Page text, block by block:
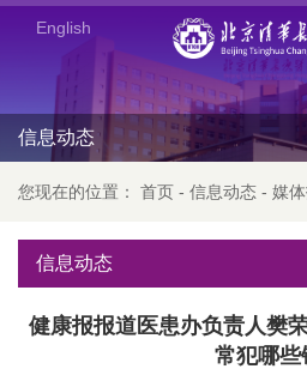
English
信息动态
您现在的位置： 首页 - 信息动态 - 媒
信息动态
健康报报道医患办负责人樊
常犯哪些